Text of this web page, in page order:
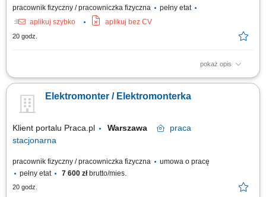
pracownik fizyczny / pracowniczka fizyczna
pełny etat
aplikuj szybko
aplikuj bez CV
20 godz.
pokaż opis
Obowiązki: Montaż instalacji elektrycznych w różnych typach obiektów:
Wykonywanie pomiarów elektrycznych.
Elektromonter / Elektromonterka
Klient portalu Praca.pl Warszawa
praca
stacjonarna
pracownik fizyczny / pracowniczka fizyczna
umowa o pracę
pełny etat
7 600 złbrutto/mies.
20 godz.